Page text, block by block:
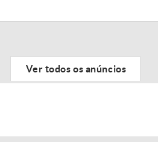
Ver todos os anúncios